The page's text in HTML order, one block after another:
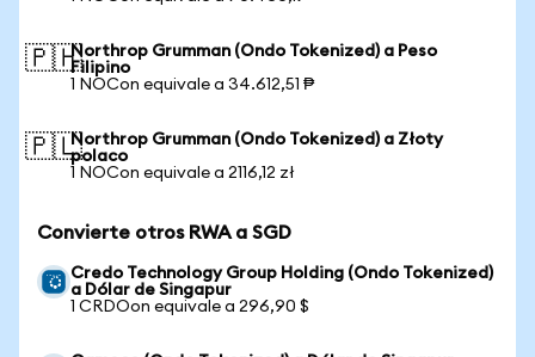
🇵🇭Northrop Grumman (Ondo Tokenized) a Peso
Filipino
1 NOCon equivale a 34.612,51 ₱
🇵🇱Northrop Grumman (Ondo Tokenized) a Złoty
polaco
1 NOCon equivale a 2116,12 zł
Convierte otros RWA a SGD
Credo Technology Group Holding (Ondo Tokenized)
a Dólar de Singapur
1 CRDOon equivale a 296,90 $